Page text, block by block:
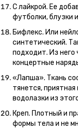
С лайкрой. Ее
футболки, блузки
Бифлекс. Или
синтетический.
подходит. Из
концертные
«Лапша». Ткань
тянется,
водолазки из
Креп. Плотный и
формы тела и не